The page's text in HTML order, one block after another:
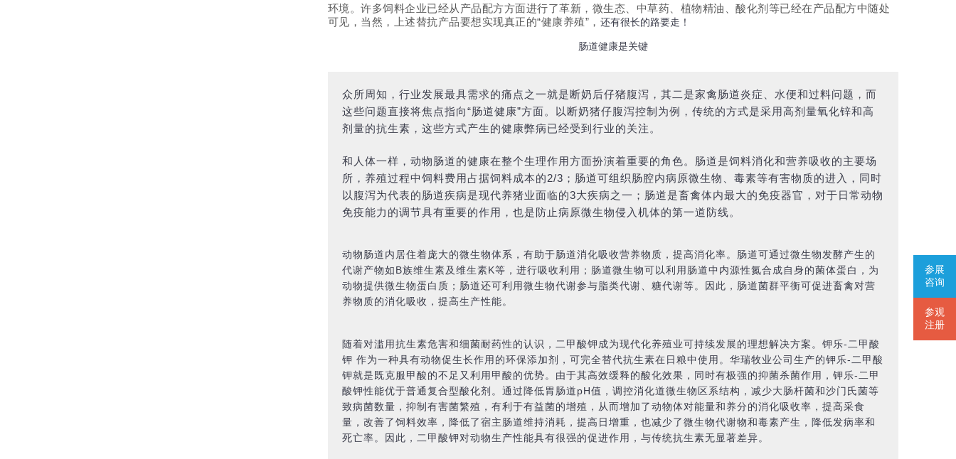
参展
咨询
参观
注册
环境。许多饲料企业已经从产品配方方面进行了革新，微生态、中草药、植物精油、酸化剂等已经在产品配方中随处
可见，当然，上述替抗产品要想实现真正的“健康养殖”， 还有很长的路要走！
肠道健康是关键
众所周知，行业发展最具需求的痛点之一就是断奶后仔猪腹泻，其二是家禽肠道炎症、水便和过料问题，而
这些问题直接将焦点指向“肠道健康”方面。以断奶猪仔腹泻控制为例，传统的方式是采用高剂量氧化锌和高
剂量的抗生素，这些方式产生的健康弊病已经受到行业的关注。
和人体一样，动物肠道的健康在整个生理作用方面扮演着重要的角色。肠道是饲料消化和营养吸收的主要场
所，养殖过程中饲料费用占据饲料成本的2/3；肠道可组织肠腔内病原微生物、毒素等有害物质的进入，同时
以腹泻为代表的肠道疾病是现代养猪业面临的3大疾病之一；肠道是畜禽体内最大的免疫器官，对于日常动物
免疫能力的调节具有重要的作用，也是防止病原微生物侵入机体的第一道防线。
动物肠道内居住着庞大的微生物体系，有助于肠道消化吸收营养物质，提高消化率。肠道可通过微生物发酵产生的
代谢产物如B族维生素及维生素K等，进行吸收利用；肠道微生物可以利用肠道中内源性氮合成自身的菌体蛋白，为
动物提供微生物蛋白质；肠道还可利用微生物代谢参与脂类代谢、糖代谢等。因此，肠道菌群平衡可促进畜禽对营
养物质的消化吸收，提高生产性能。
随着对滥用抗生素危害和细菌耐药性的认识，二甲酸钾成为现代化养殖业可持续发展的理想解决方案。钾乐-二甲酸
钾 作为一种具有动物促生长作用的环保添加剂，可完全替代抗生素在日粮中使用。华瑞牧业公司生产的钾乐-二甲酸
钾就是既克服甲酸的不足又利用甲酸的优势。由于其高效缓释的酸化效果，同时有极强的抑菌杀菌作用，钾乐-二甲
酸钾性能优于普通复合型酸化剂。通过降低胃肠道pH值，调控消化道微生物区系结构，减少大肠杆菌和沙门氏菌等
致病菌数量，抑制有害菌繁殖，有利于有益菌的增殖，从而增加了动物体对能量和养分的消化吸收率，提高采食
量，改善了饲料效率，降低了宿主肠道维持消耗，提高日增重，也减少了微生物代谢物和毒素产生，降低发病率和
死亡率。因此，二甲酸钾对动物生产性能具有很强的促进作用，与传统抗生素无显著差异。